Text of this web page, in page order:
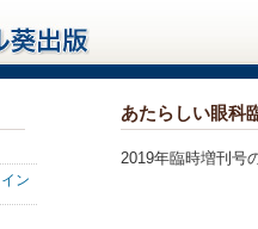
ン
あたらしい眼科
2019年臨時増刊号